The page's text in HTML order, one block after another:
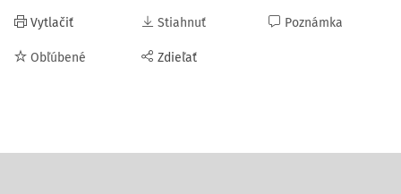
Vytlačiť
Obľúbené
Stiahnuť
Zdieľať
Poznámka